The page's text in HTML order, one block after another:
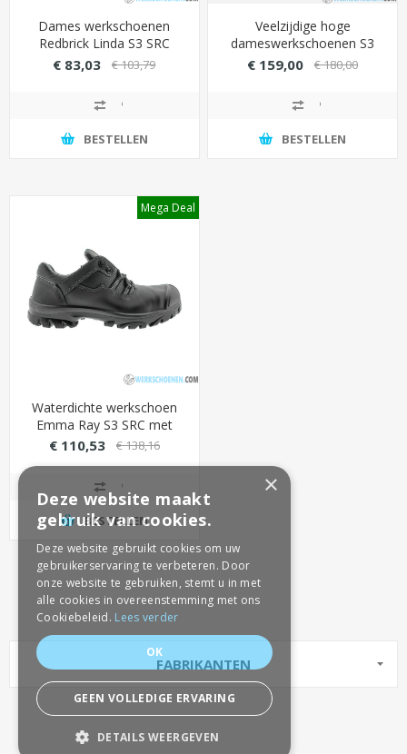
Dames werkschoenen
Redbrick Linda S3 SRC
€ 83,03 € 103,79
BESTELLEN
Veelzijdige hoge
dameswerkschoenen S3
Southern Cross Zip met
€ 159,00 € 180,00
BESTELLEN
Mega Deal
Waterdichte werkschoen
Emma Ray S3 SRC met
stevige overneus
€ 110,53 € 138,16
BESTELLEN
FABRIKANTEN
×
Deze website maakt
gebruik van cookies.
Deze website gebruikt cookies om uw
gebruikerservaring te verbeteren. Door
onze website te gebruiken, stemt u in met
alle cookies in overeenstemming met ons
Cookiebeleid. Lees verder
OK
GEEN VOLLEDIGE ERVARING
DETAILS WEERGEVEN